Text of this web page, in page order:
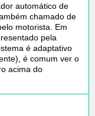
automático de
chamado de
motorista. Em
pela
é adaptativo
é comum ver o
acima do